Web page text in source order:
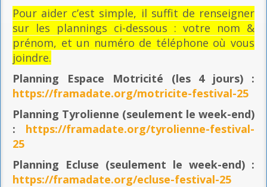
Pour aider c’est simple, il suffit de renseigner
sur les plannings ci-dessous : votre nom &
prénom, et un numéro de téléphone où vous
joindre.
Planning Espace Motricité (les 4 jours) :
https://framadate.org/motricite-festival-25
Planning Tyrolienne (seulement le week-end)
: https://framadate.org/tyrolienne-festival-
25
Planning Ecluse (seulement le week-end) :
https://framadate.org/ecluse-festival-25